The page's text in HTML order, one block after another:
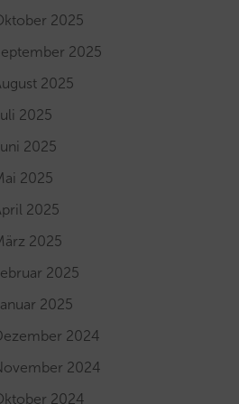
2025
2025
2025
2025
2025
2025
2025
2025
2025
2025
2024
2024
2024